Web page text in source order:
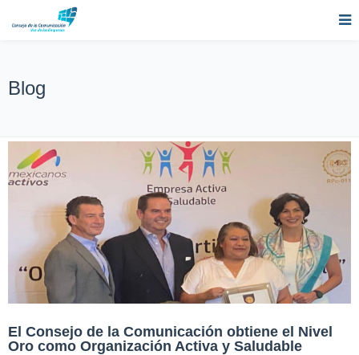
Blog
El Consejo de la Comunicación obtiene el Nivel
Oro como Organización Activa y Saludable